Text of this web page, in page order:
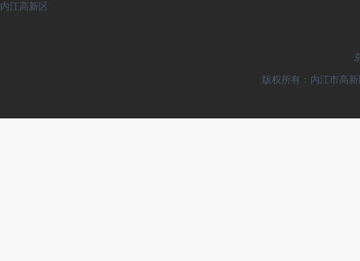
内江高新区
版权所有：内江市高